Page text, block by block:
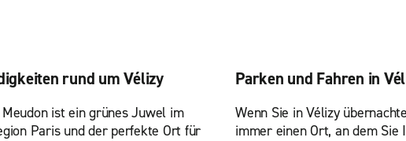
rund um Vélizy
ist ein grünes Juwel im
Paris und der perfekte Ort für
Parken und Fahren in
Wenn Sie in Vélizy
immer einen Ort, an dem Sie